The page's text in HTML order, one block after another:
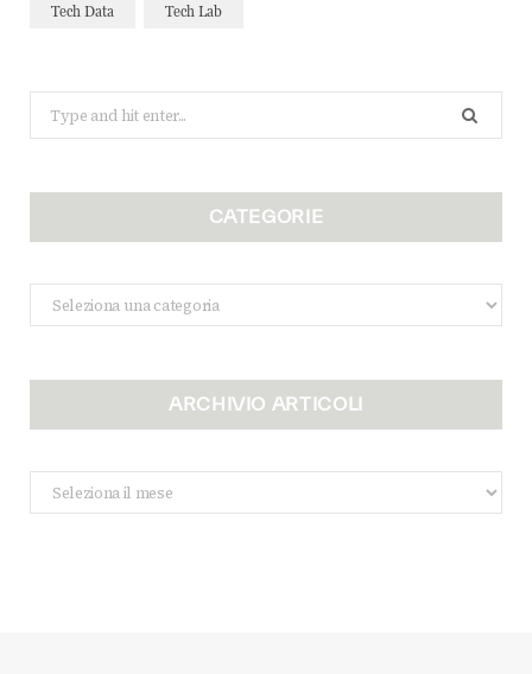
Tech Data Tech Lab
for:
CATEGORIE
Categorie
ARCHIVIO ARTICOLI
Archivio
Articoli